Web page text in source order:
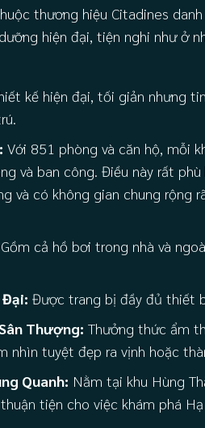
thương hiệu Citadines
hiện đại, tiện nghi như ở
kế hiện đại, tối giản nhưng
Với 851 phòng và căn hộ, mỗi
và ban công. Điều này rất
và có không gian chung rộng
Gồm cả hồ bơi trong nhà và
Đại: Được trang bị đầy đủ thiết
Thượng: Thưởng thức ẩm
nhìn tuyệt đẹp ra vịnh hoặc
Quanh: Nằm tại khu Hùng
tiện cho việc khám phá